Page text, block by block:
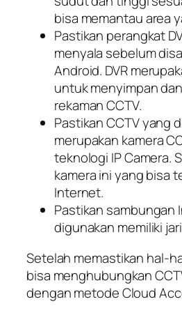
bisa memantau area
Pastikan perangkat
menyala sebelum
Android. DVR
untuk menyimpan
rekaman CCTV.
Pastikan CCTV yang
merupakan kamera
teknologi IP Camera.
kamera ini yang bisa
Internet.
Pastikan sambungan
digunakan memiliki
Setelah memastikan hal-
bisa menghubungkan
dengan metode Cloud